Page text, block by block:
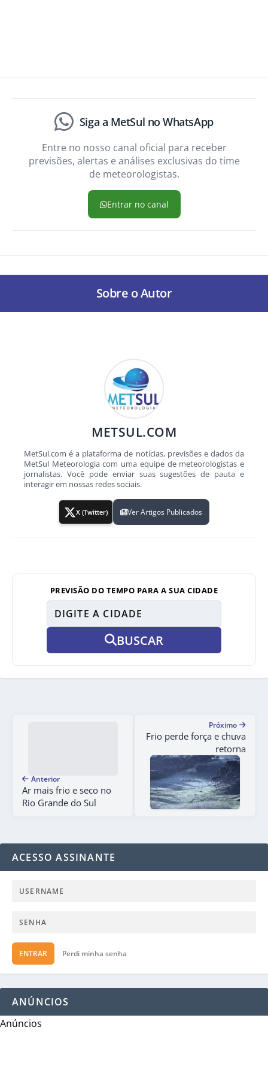
Siga a MetSul no WhatsApp
Entre no nosso canal oficial para receber
previsões, alertas e análises exclusivas do time
de meteorologistas.
Entrar no canal
Sobre o Autor
METSUL.COM
MetSul.com é a plataforma de notícias, previsões e dados da
MetSul Meteorologia com uma equipe de meteorologistas e
jornalistas. Você pode enviar suas sugestões de pauta e
interagir em nossas redes sociais.
X (Twitter) Ver Artigos Publicados
PREVISÃO DO TEMPO PARA A SUA CIDADE
BUSCAR
Anterior
Ar mais frio e seco no
Rio Grande do Sul
Próximo
Frio perde força e chuva
retorna
ACESSO ASSINANTE
ENTRAR Perdi minha senha
ANÚNCIOS
Anúncios